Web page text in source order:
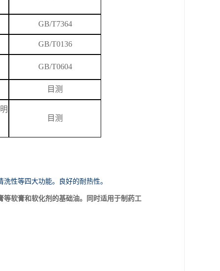
GB/T7364
GB/T0136
GB/T0604
目测
目测
性等四大功能。良好的耐热性。
软膏和软化剂的基础油。同时适用于制药工